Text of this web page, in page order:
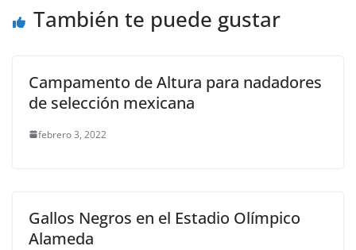
También te puede gustar
Campamento de Altura para nadadores
de selección mexicana
febrero 3, 2022
Gallos Negros en el Estadio Olímpico
Alameda